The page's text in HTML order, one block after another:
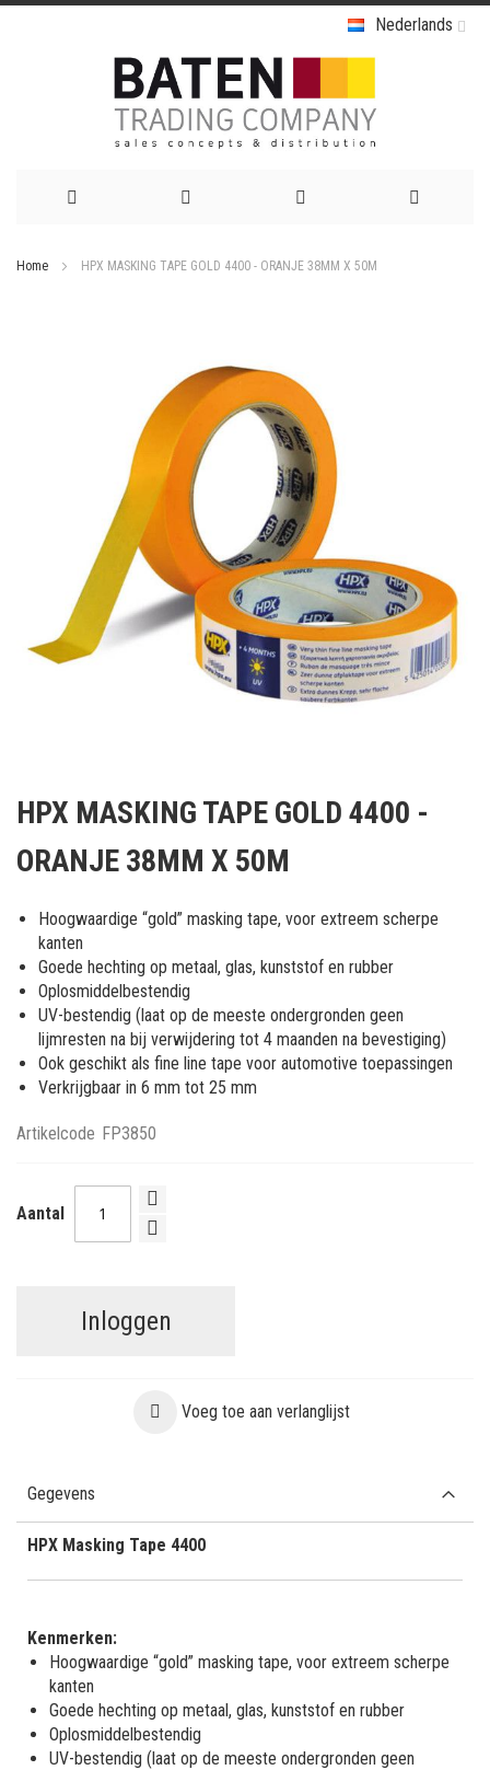
Nederlands
Home HPX MASKING TAPE GOLD 4400 - ORANJE 38MM X 50M
het
van
afbeeldingen-
gallerij
HPX MASKING TAPE GOLD 4400 -
ORANJE 38MM X 50M
Hoogwaardige “gold” masking tape, voor extreem scherpe
kanten
Goede hechting op metaal, glas, kunststof en rubber
Oplosmiddelbestendig
UV-bestendig (laat op de meeste ondergronden geen
lijmresten na bij verwijdering tot 4 maanden na bevestiging)
Ook geschikt als fine line tape voor automotive toepassingen
Verkrijgbaar in 6 mm tot 25 mm
Artikelcode FP3850
Aantal
Inloggen
Voeg toe aan verlanglijst
Gegevens
HPX Masking Tape 4400
Kenmerken:
Hoogwaardige “gold” masking tape, voor extreem scherpe
kanten
Goede hechting op metaal, glas, kunststof en rubber
Oplosmiddelbestendig
UV-bestendig (laat op de meeste ondergronden geen